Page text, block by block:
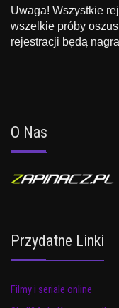
Uwaga! Wszystkie
wszelkie próby
rejestracji będą
O Nas
Przydatne Linki
Filmy i seriale online